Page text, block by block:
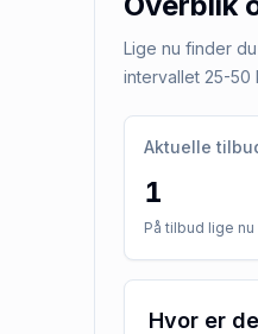
Lige nu finder
intervallet 25-50
Aktuelle
1
På tilbud lige nu
Hvor er